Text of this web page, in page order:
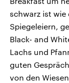
schwarz ist wie
Spiegeleiern,
Black- and
Lachs und
guten
von den